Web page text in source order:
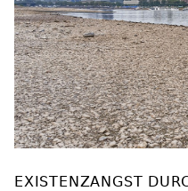
EXISTENZANGST